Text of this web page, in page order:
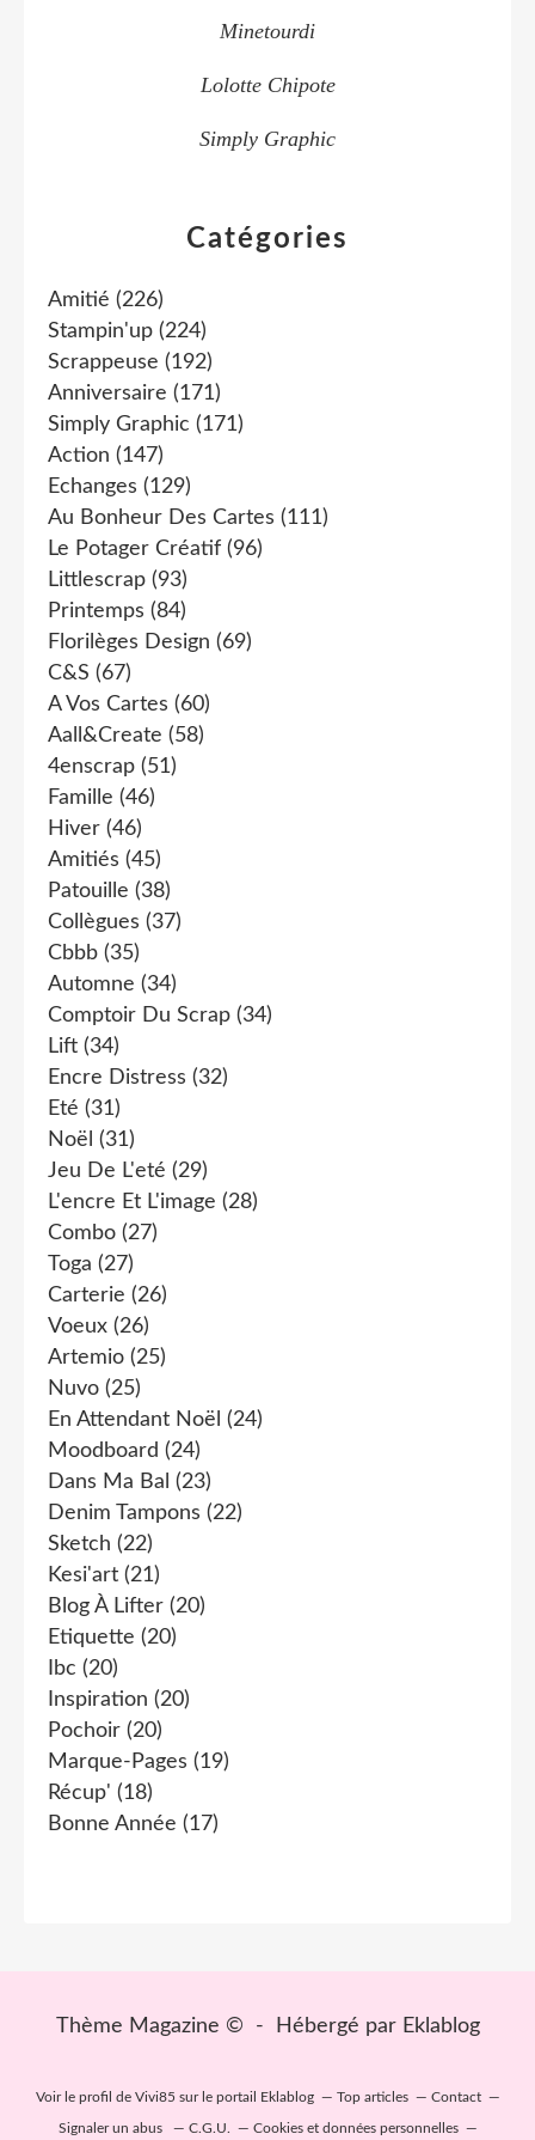
Catégories
Amitié (226)
Stampin'up (224)
Scrappeuse (192)
Anniversaire (171)
Simply Graphic (171)
Action (147)
Echanges (129)
Au Bonheur Des Cartes (111)
Le Potager Créatif (96)
Littlescrap (93)
Printemps (84)
Florilèges Design (69)
C&s (67)
A Vos Cartes (60)
Aall&create (58)
4enscrap (51)
Famille (46)
Hiver (46)
Amitiés (45)
Patouille (38)
Collègues (37)
Cbbb (35)
Automne (34)
Comptoir Du Scrap (34)
Lift (34)
Encre Distress (32)
Eté (31)
Noël (31)
Jeu De L'eté (29)
L'encre Et L'image (28)
Combo (27)
Toga (27)
Carterie (26)
Voeux (26)
Artemio (25)
Nuvo (25)
En Attendant Noël (24)
Moodboard (24)
Dans Ma Bal (23)
Denim Tampons (22)
Sketch (22)
Kesi'art (21)
Blog À Lifter (20)
Etiquette (20)
Ibc (20)
Inspiration (20)
Pochoir (20)
Marque-Pages (19)
Récup' (18)
Bonne Année (17)
Minetourdi
Lolotte Chipote
Simply Graphic
Thème Magazine © - Hébergé par Eklablog
Voir le profil de Vivi85 sur le portail Eklablog Top articles Contact
Signaler un abus C.G.U. Cookies et données personnelles